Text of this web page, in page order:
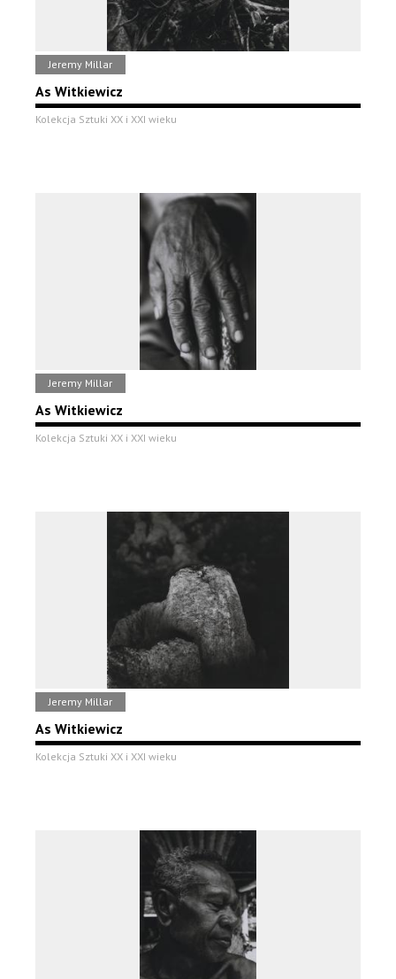
Jeremy Millar
As Witkiewicz
Kolekcja Sztuki XX i XXI wieku
Jeremy Millar
As Witkiewicz
Kolekcja Sztuki XX i XXI wieku
Jeremy Millar
As Witkiewicz
Kolekcja Sztuki XX i XXI wieku